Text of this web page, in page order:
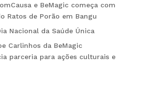
e BeMagic começa com
Ratos de Porão em Bangu
Nacional da Saúde Única
Carlinhos da BeMagic
parceria para ações culturais e